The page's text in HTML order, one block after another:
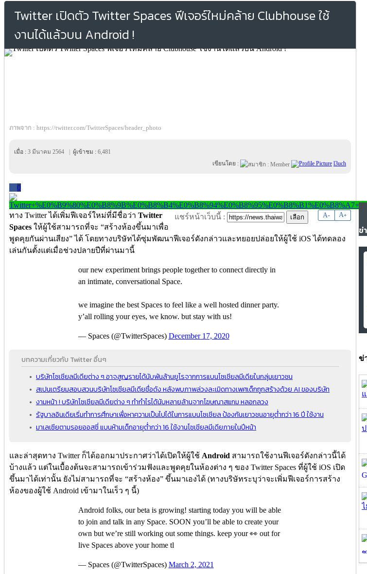
Twitter เปิดตัว Twitter Spaces ฟีเจอร์ใหม่คล้าย Clubhouse ใช้
งานได้แล้วบน Android !
ภาพจาก : https://twitter.com/TwitterSpaces/header_photo
เมื่อ : 3 มีนาคม 2564 ผู้เข้าชม : 6,481
เขียนโดย :
l3uch
0
A- A+
แชร์หน้าเว็บนี้ :
ทาง Twitter ได้เพิ่มฟีเจอร์ใหม่ที่มีชื่อว่า Twitter
Spaces ให้ผู้ใช้สามารถที่จะ “สร้างห้องขึ้นมาเพื่อ
พูดคุยกันผ่านเสียง” ได้ โดยทางบริษัทได้ซุ่มพัฒนาฟีเจอร์ดังกล่าวและทยอยปล่อยให้ผู้ใช้ iOS ได้ทดลอง
เล่นกันตั้งแต่เมื่อช่วงปลายปีที่ผ่านมานี้
our new experiment brings people together to connect directly in
an intimate, conversational Space.
we imagine the best Spaces to feel like a well hosted dinner party.
y’all rolling your eyes, we know. but stay with us!
— Spaces (@TwitterSpaces) December 17, 2020
บทความเกี่ยวกับ Twitter อื่นๆ
บริษัทโซเชียลมีเดียต่าง ๆ อาจสูญรายได้นับพันล้านยูโรจากการแบนโซเชียลมีเดียในกลุ่มเยาวชน
สเปนเตรียมสอบสวนบริษัทโซเชียลมีเดียชื่อดัง หลังพบภาพล่วงละเมิดทางเพศเด็กถูกสร้างด้วย AI ของบริษัท
งามหน้า ! บริษัทโซเชียลมีเดียต่าง ๆ ทำกำไรได้นับหลายล้านจากโฆษณาสแกม หลอกลวง
รัฐบาลอินเดียเริ่มทำการศึกษาเพื่อหาความเป็นไปได้ในการแบนโซเชียล ป้องกันเยาวชนอายุต่ำกว่า 16 ปี ใช้งาน
มาเลเซียตามรอยออสซี่ แบนห้ามเด็กอายุต่ำกว่า 16 ใช้งานโซเชียลมีเดียภายในปีหน้า
และล่าสุดทาง Twitter ก็ได้ออกมาประกาศว่าได้เปิดให้ผู้ใช้ Android สามารถใช้งานฟีเจอร์ดังกล่าวนี้ได้
บ้างแล้ว แต่ในเบื้องต้นจะสามารถเข้าร่วมฟังและพูดคุยในห้องต่าง ๆ ของ Twitter Spaces ที่ผู้ใช้ iOS เปิด
ขึ้นมาได้เท่านั้น ยังไม่สามารถที่จะ “สร้างห้อง” ขึ้นมาเองได้ (ทางบริษัทระบุว่าจะเพิ่มฟีเจอร์การสร้าง
ห้องของผู้ใช้ Android เข้ามาในเร็ว ๆ นี้)
Android folks, our beta is growing! starting today you will be able
to join and talk in any Space. SOON you’ll be able to create your
own but we’re still working out some things. keep your 👀 out for
live Spaces above your home tl
— Spaces (@TwitterSpaces) March 2, 2021
ข่
ข่